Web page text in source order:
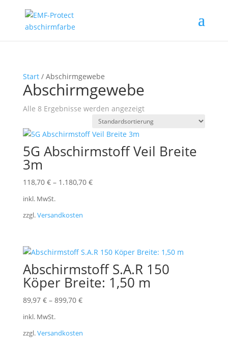
Start/ Abschirmgewebe
Abschirmgewebe
Alle 8 Ergebnisse werden angezeigt
5G Abschirmstoff Veil Breite
3m
118,70 €– 1.180,70 €
inkl. MwSt.
zzgl.Versandkosten
Abschirmstoff S.A.R 150
Köper Breite: 1,50 m
89,97 €– 899,70 €
inkl. MwSt.
zzgl.Versandkosten